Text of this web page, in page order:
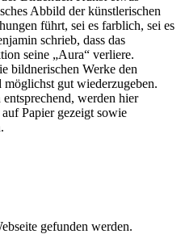
Abbild der künstlerischen
führt, sei es farblich, sei es
schrieb, dass das
seine „Aura“ verliere.
bildnerischen Werke den
gut wiederzugeben.
werden hier
Papier gezeigt sowie
gefunden werden.